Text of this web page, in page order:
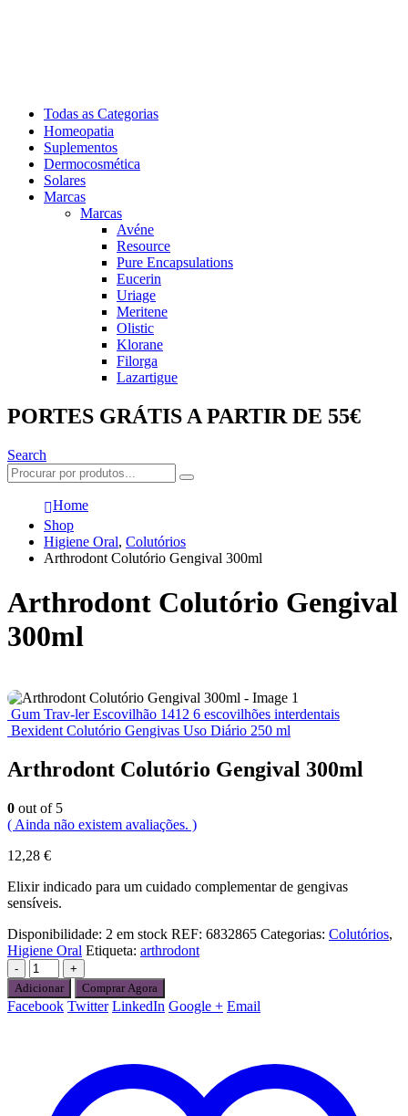
Todas as Categorias
Homeopatia
Suplementos
Dermocosmética
Solares
Marcas
Marcas
Avéne
Resource
Pure Encapsulations
Eucerin
Uriage
Meritene
Olistic
Klorane
Filorga
Lazartigue
PORTES GRÁTIS A PARTIR DE 55€
Search
Home
Shop
Higiene Oral, Colutórios
Arthrodont Colutório Gengival 300ml
Arthrodont Colutório Gengival
300ml
Gum Trav-ler Escovilhão 1412 6 escovilhões interdentais
Bexident Colutório Gengivas Uso Diário 250 ml
Arthrodont Colutório Gengival 300ml
0 out of 5
( Ainda não existem avaliações. )
12,28 €
Elixir indicado para um cuidado complementar de gengivas
sensíveis.
Disponibilidade: 2 em stock REF: 6832865 Categorias: Colutórios,
Higiene Oral Etiqueta: arthrodont
-
+
Adicionar
Comprar Agora
Facebook Twitter LinkedIn Google + Email